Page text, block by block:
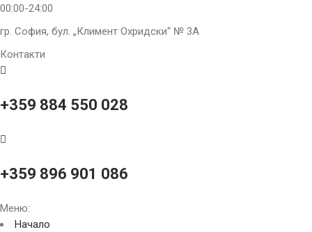
00:00-24:00
гр. София, бул. „Климент Охридски“ № 3A
Контакти
+359 884 550 028
+359 896 901 086
Меню:
Начало